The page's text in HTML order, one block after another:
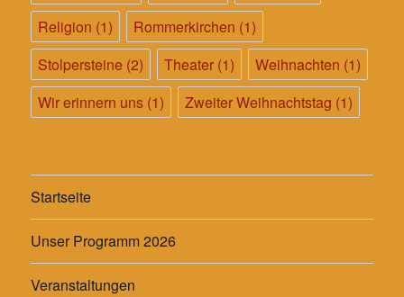
Religion (1) Rommerkirchen (1)
Stolpersteine (2) Theater (1) Weihnachten (1)
Wir erinnern uns (1) Zweiter Weihnachtstag (1)
Startseite
Unser Programm 2026
Veranstaltungen